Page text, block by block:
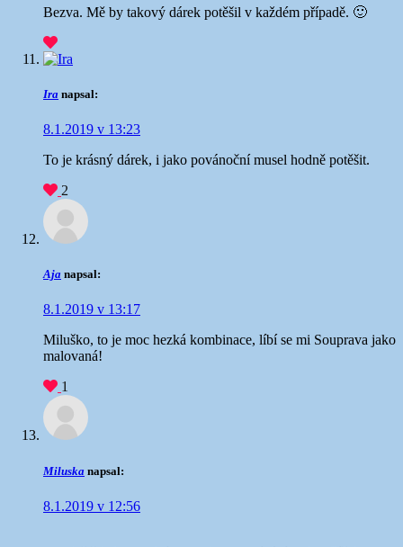
Bezva. Mě by takový dárek potěšil v každém případě. 🙂
Ira napsal:
8.1.2019 v 13:23
To je krásný dárek, i jako povánoční musel hodně potěšit.
2
Aja napsal:
8.1.2019 v 13:17
Miluško, to je moc hezká kombinace, líbí se mi Souprava jako
malovaná!
1
Miluska napsal:
8.1.2019 v 12:56